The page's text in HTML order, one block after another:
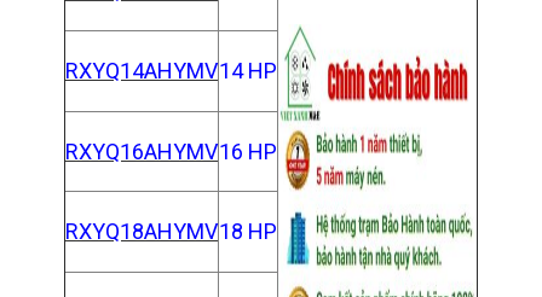
RXYQ14AHYMV14 HP
RXYQ16AHYMV16 HP
RXYQ18AHYMV18 HP